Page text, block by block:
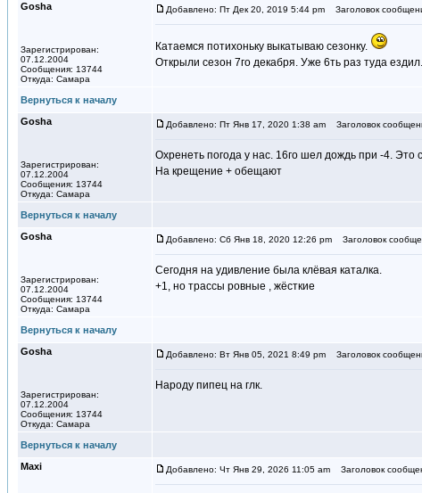
Gosha
Зарегистрирован:
07.12.2004
Сообщения: 13744
Откуда: Самара
Добавлено: Пт Дек 20, 2019 5:44 pm Заголовок
Катаемся потихоньку выкатываю сезонку.
Открыли сезон 7го декабря. Уже 6ть раз туда ездил.
Вернуться к началу
Gosha
Зарегистрирован:
07.12.2004
Сообщения: 13744
Откуда: Самара
Добавлено: Пт Янв 17, 2020 1:38 am Заголовок
Охренеть погода у нас. 16го шел дождь при -4. Это
На крещение + обещают
Вернуться к началу
Gosha
Зарегистрирован:
07.12.2004
Сообщения: 13744
Откуда: Самара
Добавлено: Сб Янв 18, 2020 12:26 pm Заголовок
Сегодня на удивление была клёвая каталка.
+1, но трассы ровные , жёсткие
Вернуться к началу
Gosha
Зарегистрирован:
07.12.2004
Сообщения: 13744
Откуда: Самара
Добавлено: Вт Янв 05, 2021 8:49 pm Заголовок
Народу пипец на глк.
Вернуться к началу
Maxi
Добавлено: Чт Янв 29, 2026 11:05 am Заголовок